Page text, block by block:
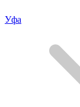
Уфа